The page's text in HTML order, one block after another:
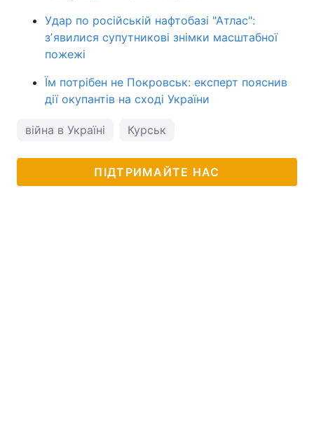
Удар по російській нафтобазі "Атлас":
зʼявилися супутникові знімки масштабної
пожежі
Їм потрібен не Покровськ: експерт пояснив
дії окупантів на сході України
війна в Україні Курськ
ПІДТРИМАЙТЕ НАС